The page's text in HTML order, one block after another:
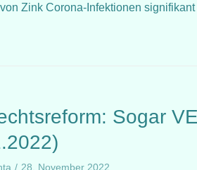
Zink Corona-Infektionen
Sogar
28. November 2022